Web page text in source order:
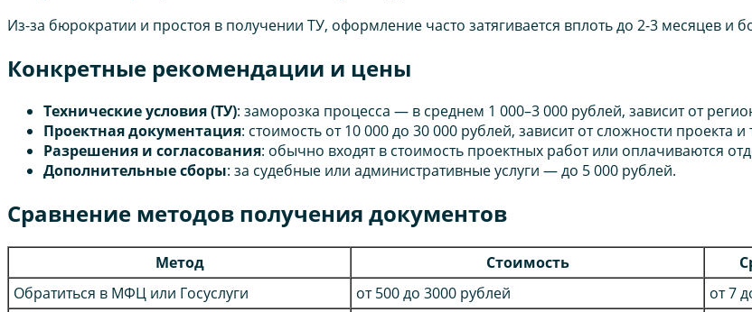
Из-за бюрократии и простоя в получении ТУ, оформление часто затягивается вплоть до 2-3 месяцев и
Конкретные рекомендации и цены
Технические условия (ТУ): заморозка процесса — в среднем 1 000–3 000 рублей, зависит от
Проектная документация: стоимость от 10 000 до 30 000 рублей, зависит от сложности проекта и
Разрешения и согласования: обычно входят в стоимость проектных работ или оплачиваются
Дополнительные сборы: за судебные или административные услуги — до 5 000 рублей.
Сравнение методов получения документов
Метод Стоимость
Обратиться в МФЦ или Госуслуги
от 500 до 3000 рублей от 7